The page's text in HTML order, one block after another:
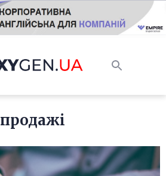
продажі